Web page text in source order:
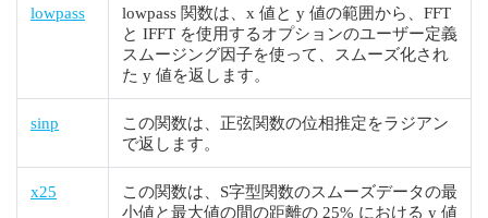
lowpass
lowpass 関数は、x 値と y 値の範囲から、FFT
と IFFT を使用するオプションのユーザー定義
スムージング因子を使って、スムーズ化され
た y 値を返します。
sinp
この関数は、正弦関数の位相推定をラジアン
で返します。
x25
この関数は、S字型関数のスムーズデータの最
小値と最大値の間の距離の 25% における y 値